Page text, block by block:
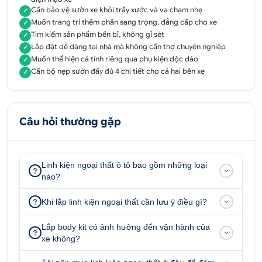
loại làm chiếc xe trở nên thu hút ánh nhìn của
những người xung quanh.
Sản phẩm này cũng giúp cản bớt tác động ngoại
lực lên sườn xe, tránh làm xước xe.
Nẹp sườn Santafe được làm từ inox nên có độ sáng
Ô Tô Hoàng Kim có cung cấp sỉ nẹp sườn giá tốt
nhất thị trường hiện nay với nhiều mẫu mã đa dạng
Ô Tô Hoàng Kim là địa chỉ cung cấp sỉ đồ chơi ô tô
chính hãng chất lượng cao như: Chén cửa, Tay cửa,
Bệ bước sơn, bệ bước ngoài, bệ bước nhựa, Ốp
nắp xăng các loại xe, Các phụ kiện đèn, viền đèn
sau, Đồ chơi xe Peugeot, Các sản phẩm vệ sinh,
chăm sóc xe,... của tất cả các hãng xe có trên thị
trường với giá tốt nhất.
✓ Cần bảo vệ sườn xe khỏi trầy xước và va chạm nhẹ
✓ Muốn trang trí thêm phần sang trọng, đẳng cấp cho xe
✓ Tìm kiếm sản phẩm bền bỉ, không gỉ sét
✓ Lắp đặt dễ dàng tại nhà mà không cần thợ chuyên nghiệp
✓ Muốn thể hiện cá tính riêng qua phụ kiện độc đáo
✓ Cần bộ nẹp sườn đầy đủ 4 chi tiết cho cả hai bên xe
Câu hỏi thường gặp
Linh kiện ngoại thất ô tô bao gồm những loại
nào?
Khi lắp linh kiện ngoại thất cần lưu ý điều gì?
Lắp body kit có ảnh hưởng đến vận hành của
xe không?